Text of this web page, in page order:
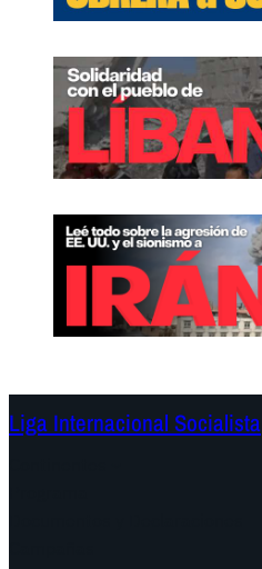
Liga Internacional Socialista